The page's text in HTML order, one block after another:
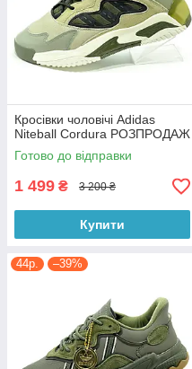
Кросівки чоловічі Adidas
Niteball Cordura РОЗПРОДАЖ
Готово до відправки
1 499 ₴ 3 200 ₴
Купити
44р. –39%